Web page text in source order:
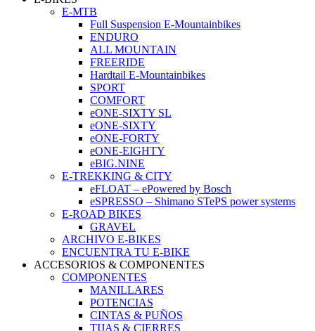
E-MTB
Full Suspension E-Mountainbikes
ENDURO
ALL MOUNTAIN
FREERIDE
Hardtail E-Mountainbikes
SPORT
COMFORT
eONE-SIXTY SL
eONE-SIXTY
eONE-FORTY
eONE-EIGHTY
eBIG.NINE
E-TREKKING & CITY
eFLOAT – ePowered by Bosch
eSPRESSO – Shimano STePS power systems
E-ROAD BIKES
GRAVEL
ARCHIVO E-BIKES
ENCUENTRA TU E-BIKE
ACCESORIOS & COMPONENTES
COMPONENTES
MANILLARES
POTENCIAS
CINTAS & PUÑOS
TIJAS & CIERRES